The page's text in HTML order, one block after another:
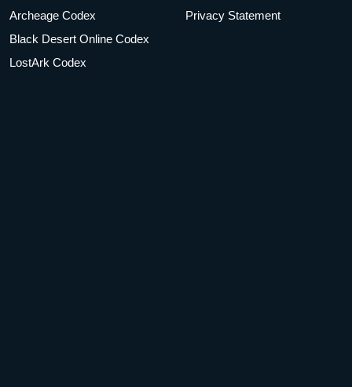
Archeage Codex
Black Desert Online Codex
LostArk Codex
Privacy Statement